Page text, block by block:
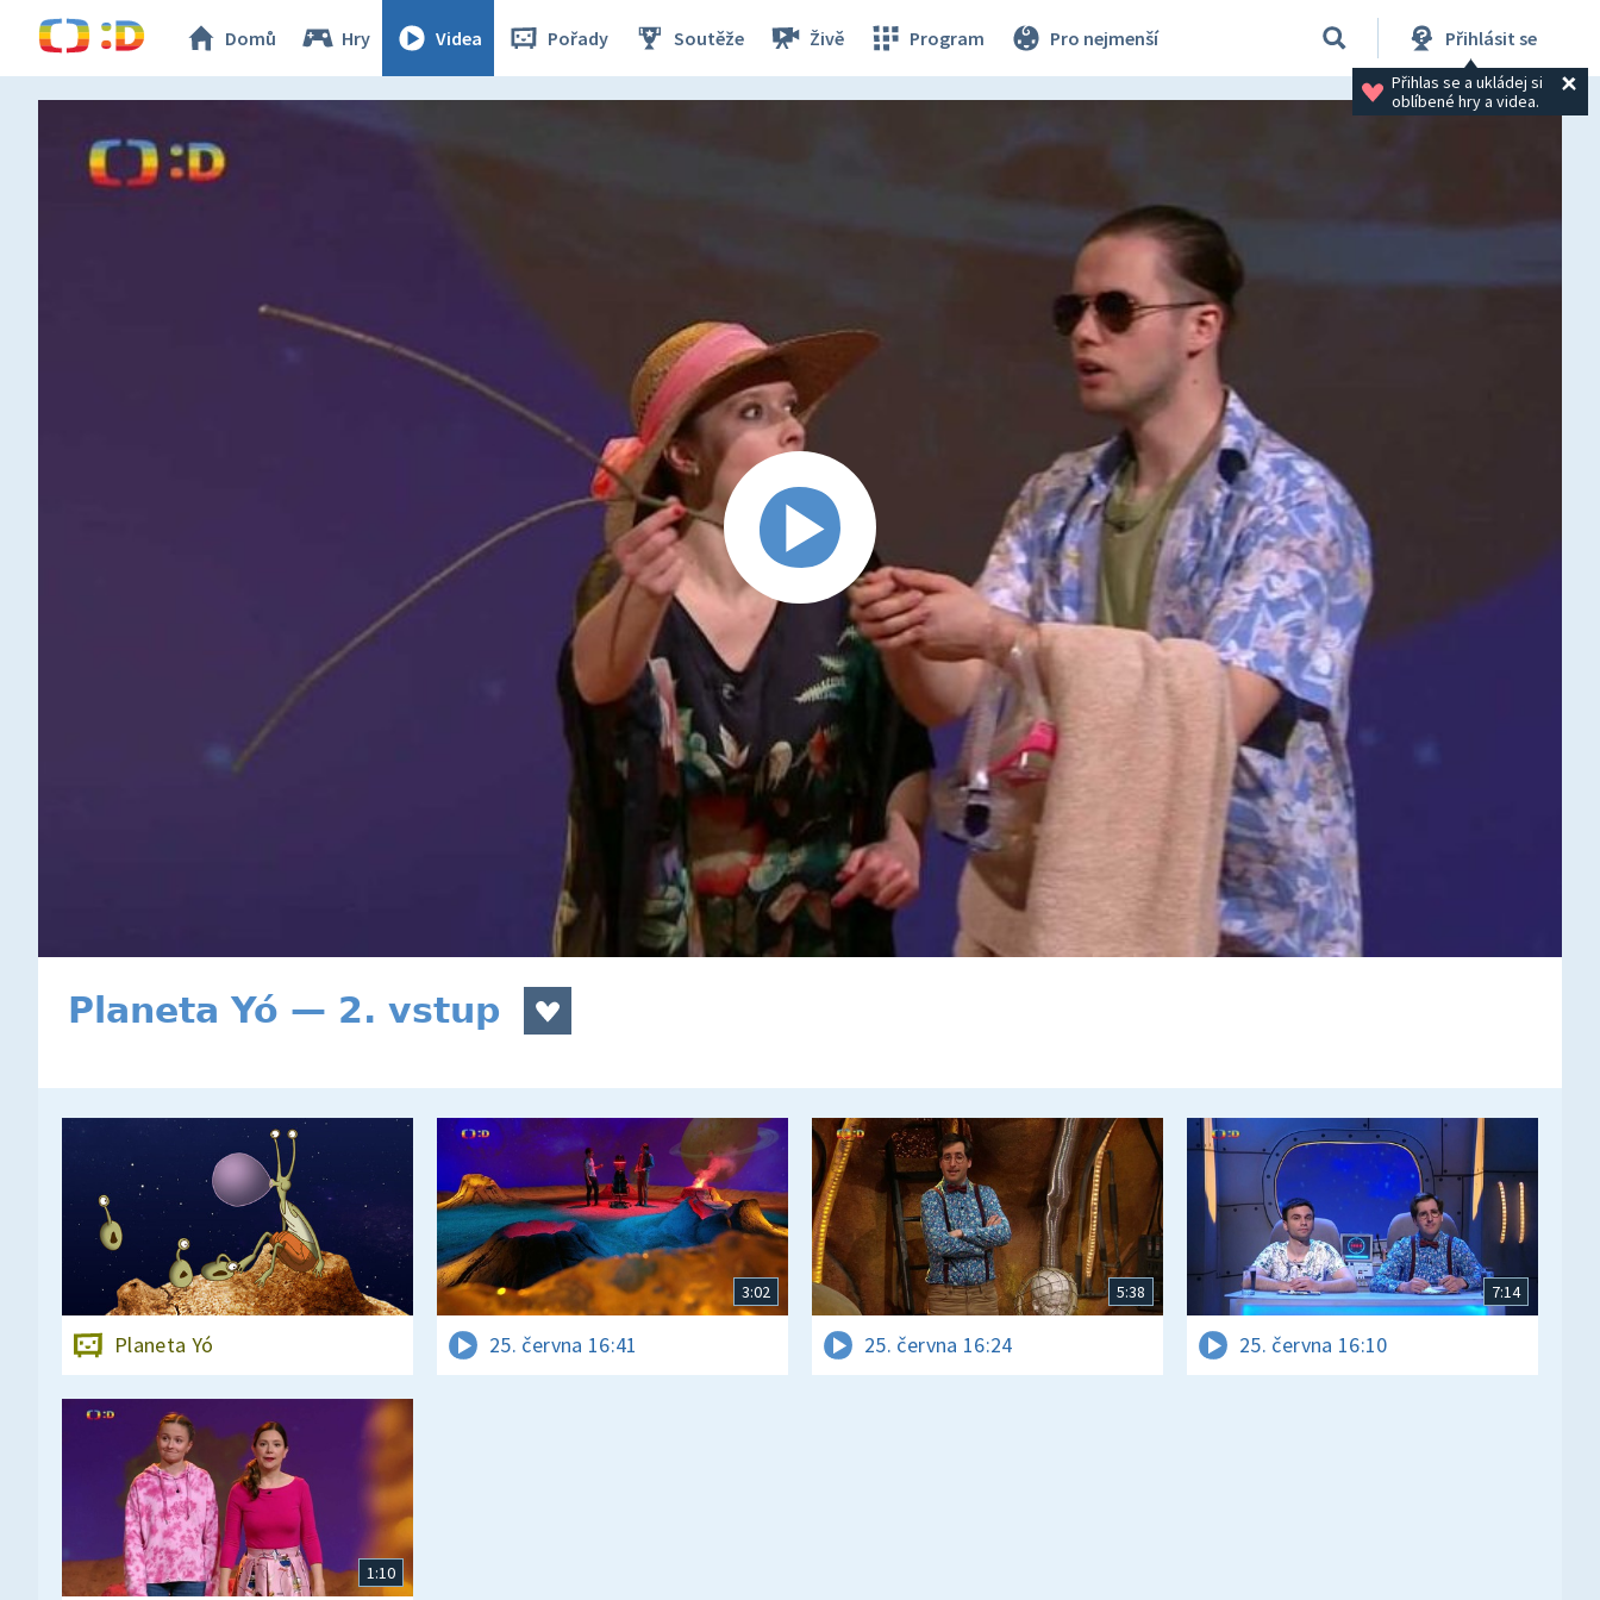
Domů Hry Videa Pořady Soutěže Živě Program Pro nejmenší Přihlásit se
Přihlas se a ukládej si
oblíbené hry a videa.
Planeta Yó — 2. vstup
Planeta Yó
3:02
25. června 16:41
5:38
25. června 16:24
7:14
25. června 16:10
1:10